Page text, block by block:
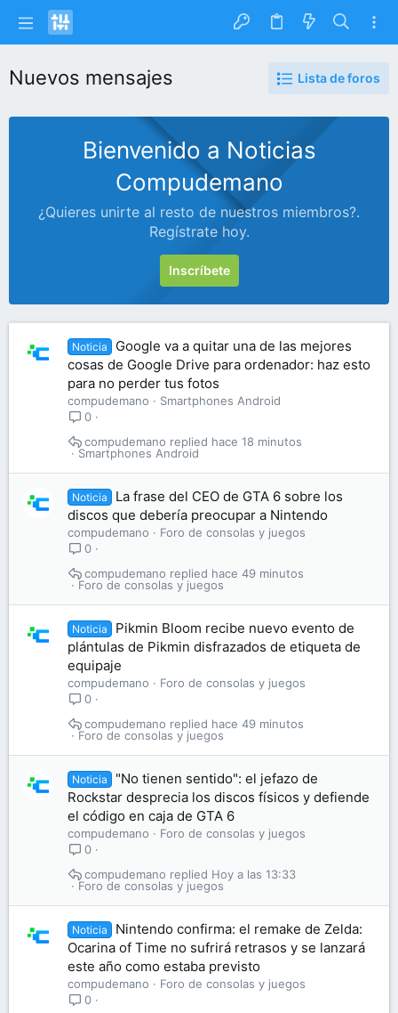
Nuevos mensajes Lista de foros
Bienvenido a Noticias
Compudemano
¿Quieres unirte al resto de nuestros miembros?.
Regístrate hoy.
Inscríbete
Noticia
Google va a quitar una de las mejores
cosas de Google Drive para ordenador: haz esto
para no perder tus fotos
compudemano
Smartphones Android
0
Smartphones Android
hace 18 minutos
compudemano
Noticia
La frase del CEO de GTA 6 sobre los
discos que debería preocupar a Nintendo
compudemano
Foro de consolas y juegos
0
Foro de consolas y juegos
hace 49 minutos
compudemano
Noticia
Pikmin Bloom recibe nuevo evento de
plántulas de Pikmin disfrazados de etiqueta de
equipaje
compudemano
Foro de consolas y juegos
0
Foro de consolas y juegos
hace 49 minutos
compudemano
Noticia
"No tienen sentido": el jefazo de
Rockstar desprecia los discos físicos y defiende
el código en caja de GTA 6
compudemano
Foro de consolas y juegos
0
Foro de consolas y juegos
Hoy a las 13:33
compudemano
Noticia
Nintendo confirma: el remake de Zelda:
Ocarina of Time no sufrirá retrasos y se lanzará
este año como estaba previsto
compudemano
Foro de consolas y juegos
0